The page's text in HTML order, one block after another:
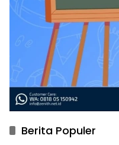
Berita Populer